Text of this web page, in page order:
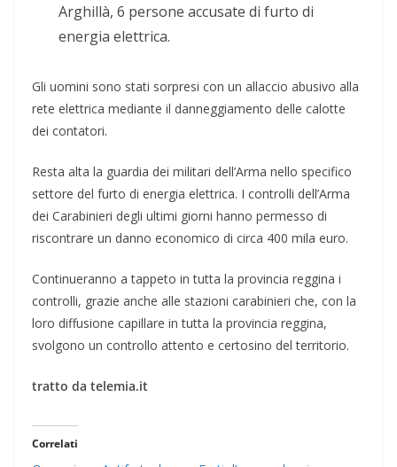
Arghillà, 6 persone accusate di furto di
energia elettrica.
Gli uomini sono stati sorpresi con un allaccio abusivo alla
rete elettrica mediante il danneggiamento delle calotte
dei contatori.
Resta alta la guardia dei militari dell’Arma nello specifico
settore del furto di energia elettrica. I controlli dell’Arma
dei Carabinieri degli ultimi giorni hanno permesso di
riscontrare un danno economico di circa 400 mila euro.
Continueranno a tappeto in tutta la provincia reggina i
controlli, grazie anche alle stazioni carabinieri che, con la
loro diffusione capillare in tutta la provincia reggina,
svolgono un controllo attento e certosino del territorio.
tratto da telemia.it
Correlati